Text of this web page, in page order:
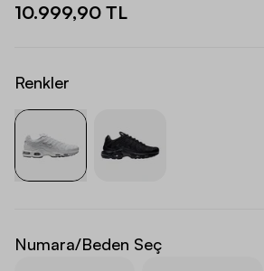
10.999,90 TL
Renkler
Numara/Beden Seç